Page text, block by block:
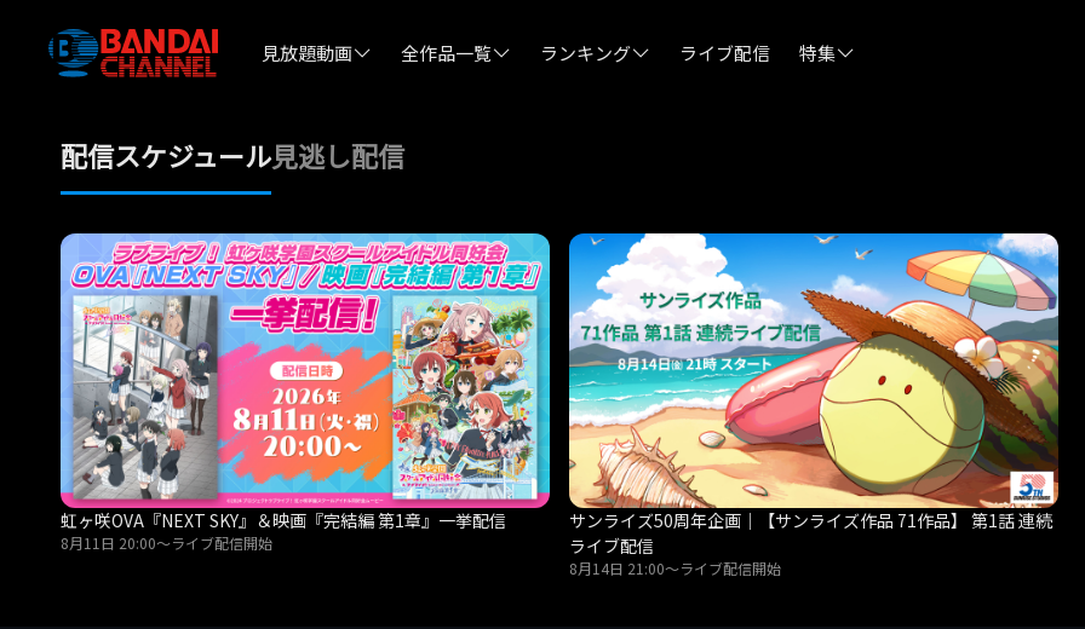
見放題動画 全作品一覧 ランキング ライブ配信 特集
信日変更のお知らせ
05/21
【障害】映像再
して
05/14
【日本語字幕】
らせ
【障害】
して
配信スケジュール見逃し配信
虹ヶ咲OVA『NEXT SKY』＆映画『完結編 第1章』一挙配信
8月11日 20:00〜ライブ配信開始
サンライズ50周年企画｜【サンライズ作品 71作品】 第1話 連続
ライブ配信
8月14日 21:00〜ライブ配信開始